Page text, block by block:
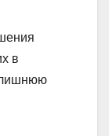
в
лишнюю